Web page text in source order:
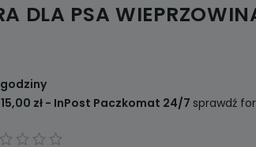
DLA PSA
zł - InPost Paczkomat 24/7 sprawdź